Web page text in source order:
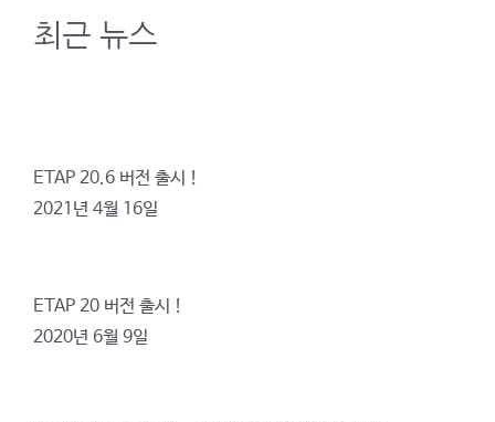
최근 뉴스
ETAP 20.6 버전 출시 !
2021년 4월 16일
ETAP 20 버전 출시 !
2020년 6월 9일